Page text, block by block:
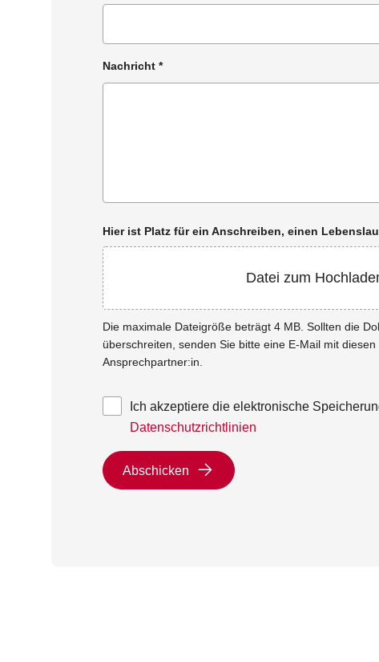
Nachricht *
Hier ist Platz für ein Anschreiben, einen
Datei zum
Die maximale Dateigröße beträgt 4 MB. Sollten die
überschreiten, senden Sie bitte eine E-Mail mit
Ansprechpartner:in.
Ich akzeptiere die elektronische
Datenschutzrichtlinien
Abschicken